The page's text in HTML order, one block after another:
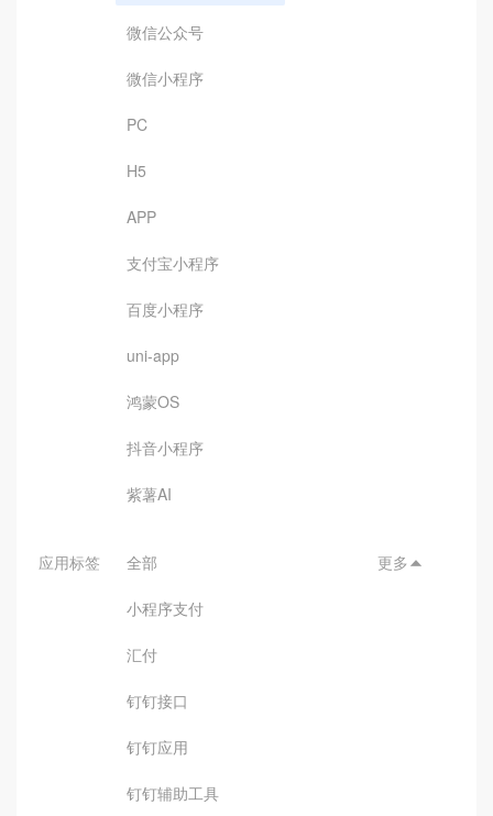
微信公众号
微信小程序
PC
H5
APP
支付宝小程序
百度小程序
uni-app
鸿蒙OS
抖音小程序
紫薯AI
应用标签 全部
小程序支付
汇付
钉钉接口
钉钉应用
钉钉辅助工具
更多 